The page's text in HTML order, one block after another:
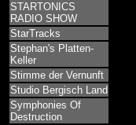
STARTONICS
RADIO SHOW
StarTracks
Stephan's Platten-
Keller
Stimme der Vernunft
Studio Bergisch Land
Symphonies Of
Destruction